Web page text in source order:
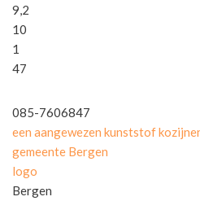
9,2
10
1
47
085-7606847
een aangewezen kunststof
gemeente Bergen
logo
Bergen